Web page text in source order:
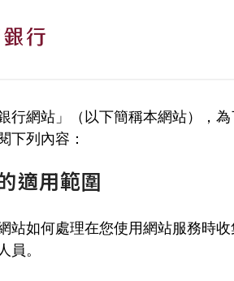
行網站」（以下簡稱本網站），
下列內容：
適用範圍
站如何處理在您使用網站服務時
。